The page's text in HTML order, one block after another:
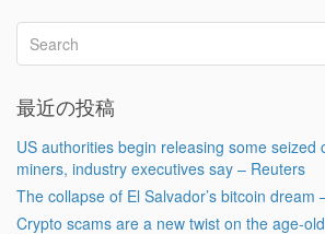
最近の投稿
US authorities begin releasing some seized
miners, industry executives say – Reuters
The collapse of El Salvador’s bitcoin dream
Crypto scams are a new twist on the age-